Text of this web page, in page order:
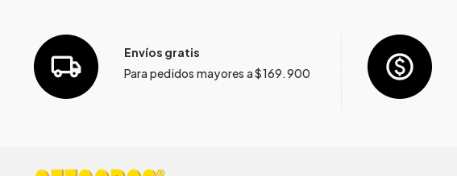
Envíos gratis
Para pedidos mayores a $169.900